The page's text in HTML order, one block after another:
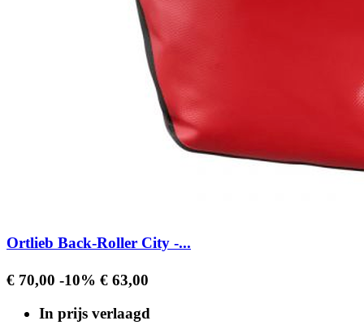
Ortlieb Back-Roller City -...
Regular
€ 70,00 -10% Prijs
€ 63,00
In prijs verlaagd